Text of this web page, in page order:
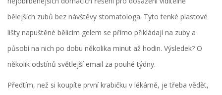
bělejších zubů bez návštěvy stomatologa. Tyto tenké plastové
lišty napuštěné bělicím gelem se přímo přikládají na zuby a
působí na nich po dobu několika minut až hodin. Výsledek? O
několik odstínů světlejší email za pouhé týdny.
Předtím, než si koupíte první krabičku v lékárně, je třeba vědět,